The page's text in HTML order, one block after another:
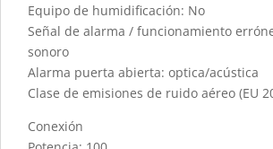
Equipo de humidificación: No
Señal de alarma / funcionamiento
sonoro
Alarma puerta abierta: optica/acústica
Clase de emisiones de ruido aéreo (EU
Conexión